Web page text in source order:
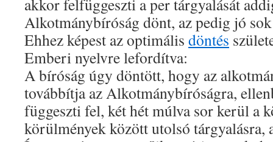
akkor felfüggeszti a per tárgyalását
Alkotmánybíróság dönt, az pedig jó
Ehhez képest az optimális döntés
Emberi nyelvre lefordítva:
A bíróság úgy döntött, hogy az
továbbítja az Alkotmánybíróságra,
függeszti fel, két hét múlva sor kerül a
körülmények között utolsó tárgyalásra,